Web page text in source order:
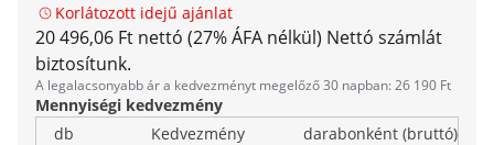
Korlátozott idejű ajánlat
20 496,06 Ft nettó (27% ÁFA nélkül) Nettó számlát
biztosítunk.
A legalacsonyabb ár a kedvezményt megelőző 30 napban: 26 190 Ft
Mennyiségi kedvezmény
db
Kedvezmény
darabonként (bruttó)